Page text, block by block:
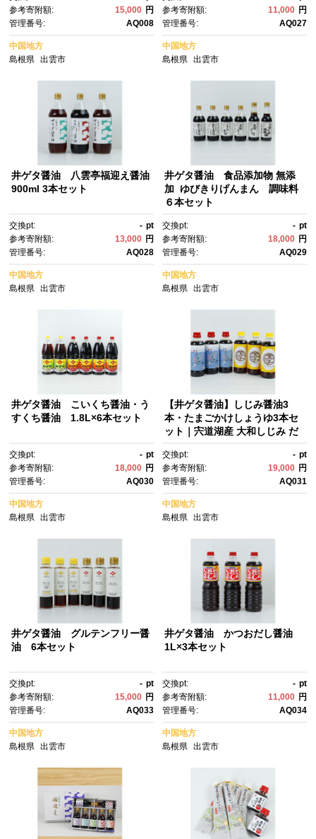
参考寄附額:
15,000 円
管理番号:
AQ008
中国地方
島根県
出雲市
参考寄附額:
11,000 円
管理番号:
AQ027
中国地方
島根県 出雲市
井ゲタ醤油 八雲亭福迎え醤油
900ml 3本セット
交換pt: - pt
参考寄附額:
13,000 円
管理番号:
AQ028
中国地方
島根県
出雲市
井ゲタ醤油 食品添加物 無添
加 ゆびきりげんまん 調味料
６本セット
交換pt: - pt
参考寄附額:
18,000 円
管理番号:
AQ029
中国地方
島根県 出雲市
井ゲタ醤油 こいくち醤油・う
すくち醤油 1.8L×6本セット
交換pt: - pt
参考寄附額:
18,000 円
管理番号:
AQ030
中国地方
島根県
出雲市
【井ゲタ醤油】しじみ醤油3
本・たまごかけしょうゆ3本セ
ット｜宍道湖産 大和しじみ だ
市 ふるさと納税
交換pt: - pt
参考寄附額:
19,000 円
管理番号:
AQ031
中国地方
島根県 出雲市
井ゲタ醤油 グルテンフリー醤
油 6本セット
交換pt: - pt
参考寄附額:
15,000 円
管理番号:
AQ033
中国地方
島根県
出雲市
井ゲタ醤油 かつおだし醤油
1L×3本セット
交換pt: - pt
参考寄附額:
11,000 円
管理番号:
AQ034
中国地方
島根県 出雲市